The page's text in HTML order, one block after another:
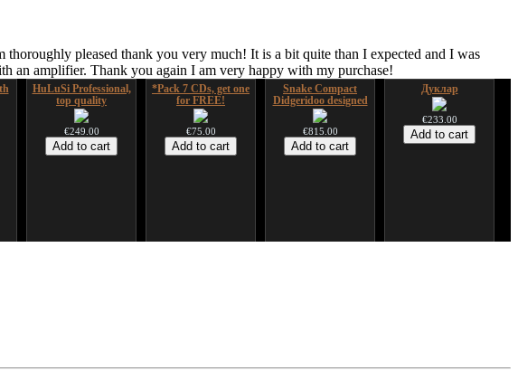
pleased thank you very much! It is a bit quite than I expected and I was
an amplifier. Thank you again I am very happy with my purchase!
HuLuSi Professional,
top quality
€249.00
*Pack 7 CDs, get one
for FREE!
€75.00
Snake Compact
Didgeridoo designed
€815.00
Дуклар
€233.00